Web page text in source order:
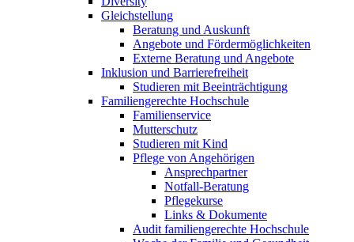
Gleichstellung
Beratung und Auskunft
Angebote und Fördermöglichkeiten
Externe Beratung und Angebote
Inklusion und Barrierefreiheit
Studieren mit Beeinträchtigung
Familiengerechte Hochschule
Familienservice
Mutterschutz
Studieren mit Kind
Pflege von Angehörigen
Ansprechpartner
Notfall-Beratung
Pflegekurse
Links & Dokumente
Audit familiengerechte Hochschule